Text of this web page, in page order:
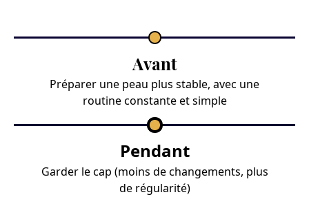
Avant
Préparer une peau plus stable, avec une
routine constante et simple
Pendant
Garder le cap (moins de changements, plus
de régularité)